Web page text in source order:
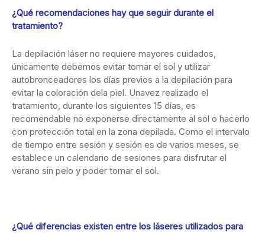
¿Qué recomendaciones hay que seguir durante el
tratamiento?
La depilación láser no requiere mayores cuidados,
únicamente debemos evitar tomar el sol y utilizar
autobronceadores los días previos a la depilación para
evitar la coloración dela piel. Unavez realizado el
tratamiento, durante los siguientes 15 días, es
recomendable no exponerse directamente al sol o hacerlo
con protección total en la zona depilada. Como el intervalo
de tiempo entre sesión y sesión es de varios meses, se
establece un calendario de sesiones para disfrutar el
verano sin pelo y poder tomar el sol.
¿Qué diferencias existen entre los láseres utilizados para